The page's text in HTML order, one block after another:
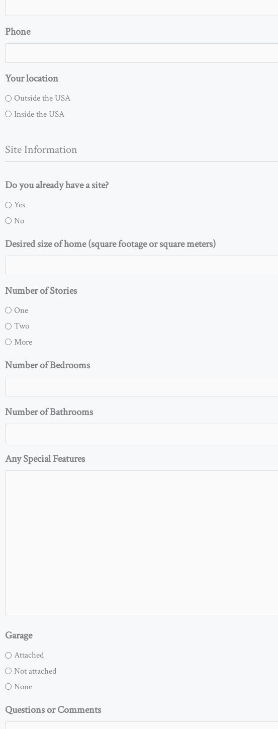
Phone
Your location
Outside the USA
Inside the USA
Site Information
Do you already have a site?
Yes
No
Desired size of home (square footage or square meters)
Number of Stories
One
Two
More
Number of Bedrooms
Number of Bathrooms
Any Special Features
Garage
Attached
Not attached
None
Questions or Comments